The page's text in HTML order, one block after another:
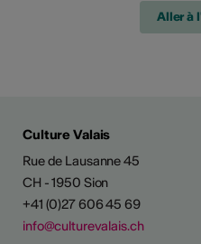
Aller à
Culture Valais
Rue de Lausanne 45
CH - 1950 Sion
+41 (0)27 606 45 69
info@culturevalais.ch